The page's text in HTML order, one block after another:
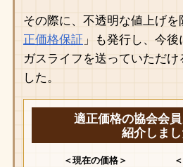
その際に、不透明な値上げを
正価格保証 」も発行し、今
ガスライフを送っていただけ
した。
適正価格の協会会
紹介しま
＜現在の価格＞